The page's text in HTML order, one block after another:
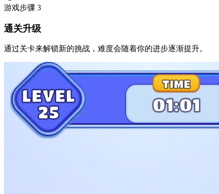
游戏步骤 3
通关升级
通过关卡来解锁新的挑战，难度会随着你的进步逐渐提升。